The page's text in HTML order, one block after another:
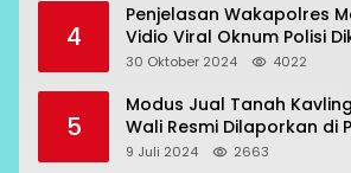
4
Penjelasan Wakapolres
Vidio Viral Oknum Polisi
Bahodopi
30 Oktober 2024 4022
5
Modus Jual Tanah
Wali Resmi Dilaporkan di
9 Juli 2024 2663